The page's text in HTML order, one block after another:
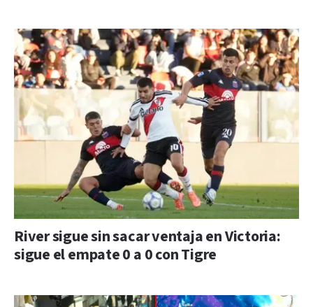
River sigue sin sacar ventaja en Victoria:
sigue el empate 0 a 0 con Tigre